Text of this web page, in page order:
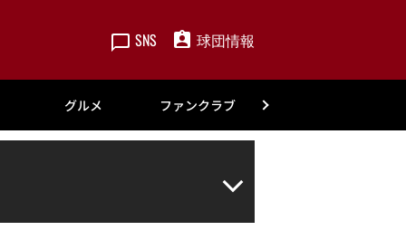
SNS 球団情報
グルメ ファンクラブ